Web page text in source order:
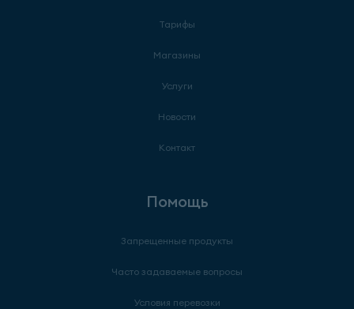
Тарифы
Магазины
Услуги
Новости
Контакт
Помощь
Запрещенные продукты
Часто задаваемые вопросы
Условия перевозки